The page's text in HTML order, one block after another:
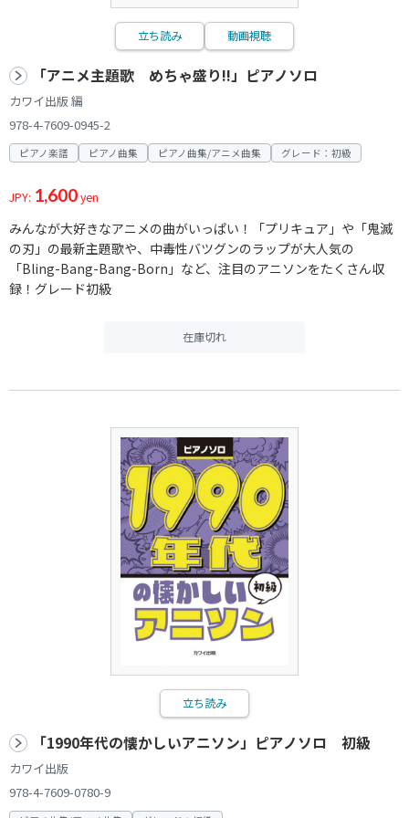
立ち読み 動画視聴
「アニメ主題歌 めちゃ盛り!!」ピアノソロ
カワイ出版 編
978-4-7609-0945-2
ピアノ楽譜 ピアノ曲集 ピアノ曲集/アニメ曲集 グレード：初級
JPY: 1,600yen
みんなが大好きなアニメの曲がいっぱい！「プリキュア」や「鬼滅
の刃」の最新主題歌や、中毒性バツグンのラップが大人気の
「Bling-Bang-Bang-Born」など、注目のアニソンをたくさん収
録！グレード初級
在庫切れ
立ち読み
「1990年代の懐かしいアニソン」ピアノソロ 初級
カワイ出版
978-4-7609-0780-9